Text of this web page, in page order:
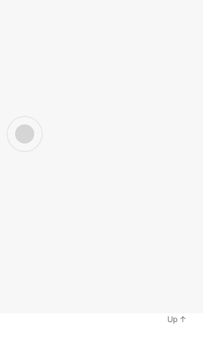
Up ↑